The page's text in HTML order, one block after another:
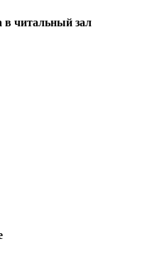
в читальный зал